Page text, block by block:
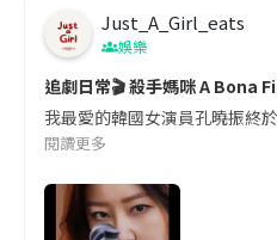
Just_A_Girl_eats
娛樂
追劇日常🎬 殺手媽咪 A Bona
我最愛的韓國女演員孔曉振終
閱讀更多